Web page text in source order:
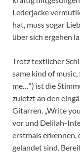
Lederjacke
hat, muss sogar
über sich ergehen
Trotz textlicher
same kind of music,
me…“) ist die
zuletzt an den
Gitarren. „Write
vor und Delilah-
erstmals erkennen,
gelandet sind.